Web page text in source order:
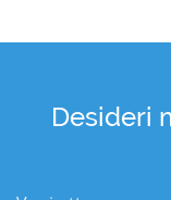
Desideri